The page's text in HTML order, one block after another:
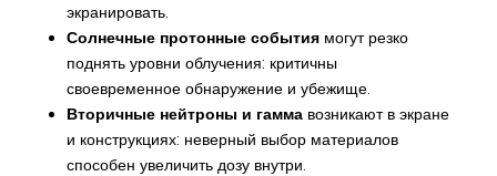
экранировать.
Солнечные протонные событиямогут резко
поднять уровни облучения: критичны
своевременное обнаружение и убежище.
Вторичные нейтроны и гаммавозникают в экране
и конструкциях: неверный выбор материалов
способен увеличить дозу внутри.